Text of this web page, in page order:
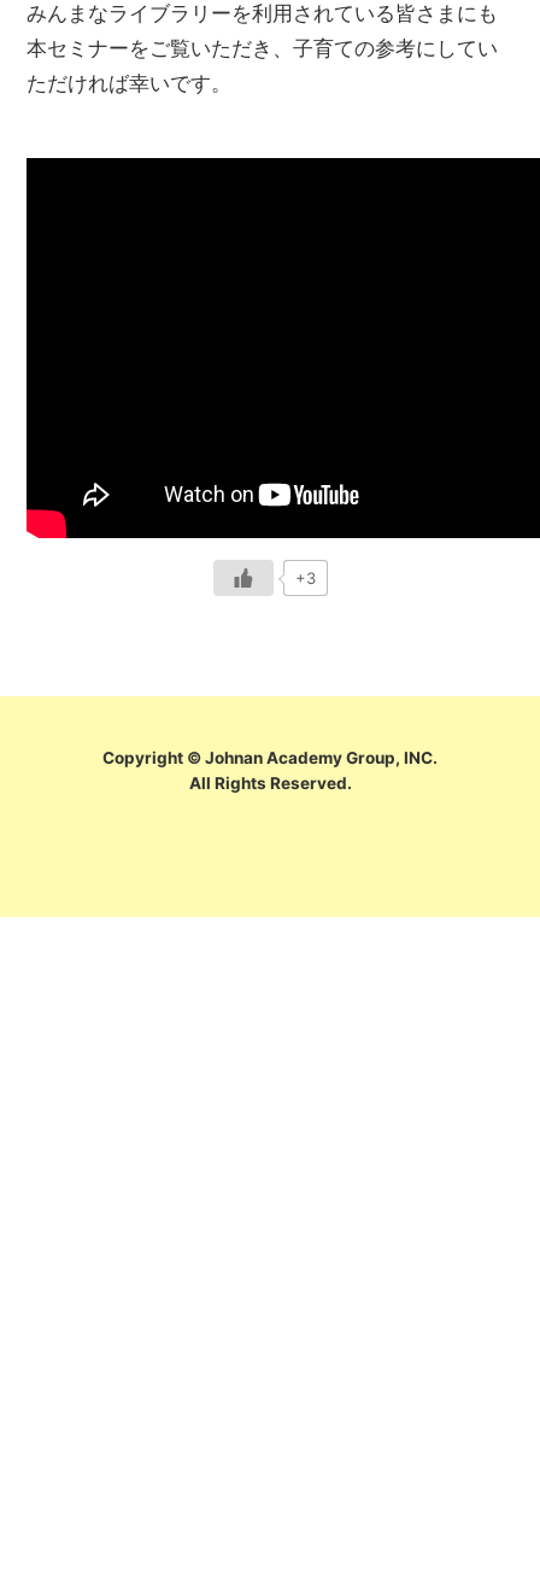
みんまなライブラリーを利用されている皆さまにも
本セミナーをご覧いただき、子育ての参考にしてい
ただければ幸いです。
+3
Copyright © Johnan Academy Group, INC.
All Rights Reserved.